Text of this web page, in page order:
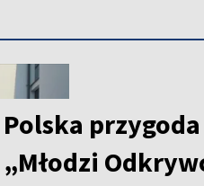
Polska
„Młodzi